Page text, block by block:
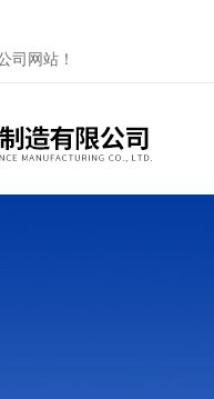
司网站！